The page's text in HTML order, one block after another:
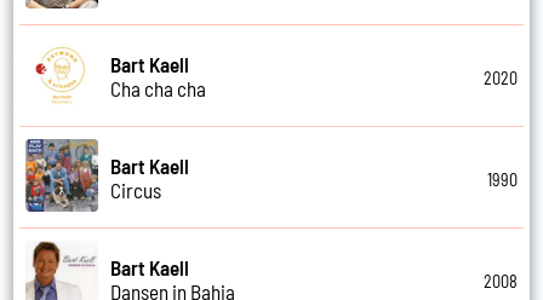
Bart Kaell
Cha cha cha
2020
Bart Kaell
Circus
1990
Bart Kaell
Dansen in Bahia
2008